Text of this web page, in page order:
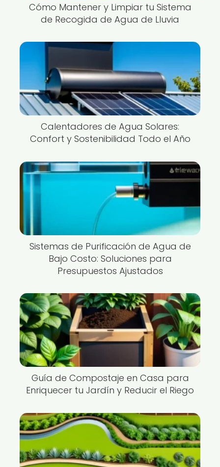
Cómo Mantener y Limpiar tu Sistema
de Recogida de Agua de Lluvia
Calentadores de Agua Solares:
Confort y Sostenibilidad Todo el Año
Sistemas de Purificación de Agua de
Bajo Costo: Soluciones para
Presupuestos Ajustados
Guía de Compostaje en Casa para
Enriquecer tu Jardín y Reducir el Riego